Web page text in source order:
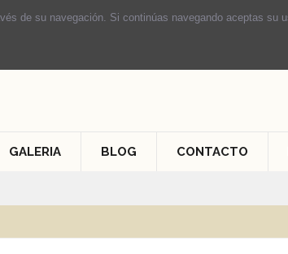
GALERIA BLOG CONTACTO
de su navegación. Si continúas navegando aceptas su